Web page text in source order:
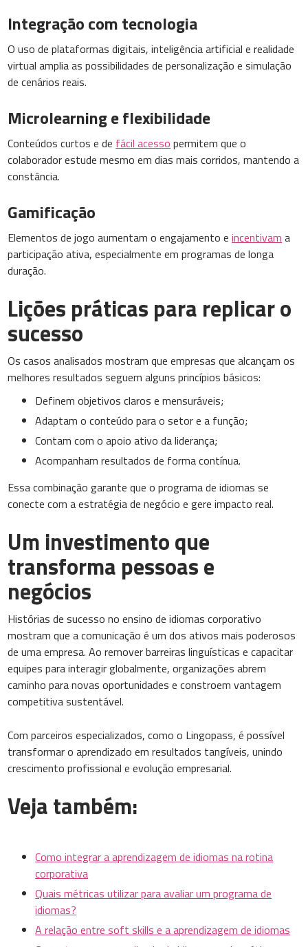
Integração com tecnologia
O uso de plataformas digitais, inteligência artificial e realidade
virtual amplia as possibilidades de personalização e simulação
de cenários reais.
Microlearning e flexibilidade
Conteúdos curtos e de fácil acesso permitem que o
colaborador estude mesmo em dias mais corridos, mantendo a
constância.
Gamificação
Elementos de jogo aumentam o engajamento eincentivam a
participação ativa, especialmente em programas de longa
duração.
Lições práticas para replicar o
sucesso
Os casos analisados mostram que empresas que alcançam os
melhores resultados seguem alguns princípios básicos:
Definem objetivos claros e mensuráveis;
Adaptam o conteúdo para o setor e a função;
Contam com o apoio ativo da liderança;
Acompanham resultados de forma contínua.
Essa combinação garante que o programa de idiomas se
conecte com a estratégia de negócio e gere impacto real.
Um investimento que
transforma pessoas e
negócios
Histórias de sucesso no ensino de idiomas corporativo
mostram que a comunicação é um dos ativos mais poderosos
de uma empresa. Ao remover barreiras linguísticas e capacitar
equipes para interagir globalmente, organizações abrem
caminho para novas oportunidades e constroem vantagem
competitiva sustentável.
Com parceiros especializados, como o Lingopass, é possível
transformar o aprendizado em resultados tangíveis, unindo
crescimento profissional e evolução empresarial.
Veja também:
Como integrar a aprendizagem de idiomas na rotina
corporativa
Quais métricas utilizar para avaliar um programa de
idiomas?
A relação entre soft skills e a aprendizagem de idiomas